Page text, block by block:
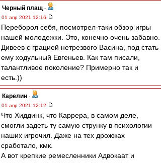
Черный плащ -
01 апр 2021 12:16
Переборол себя, посмотрел-таки обзор игры
нашей молодежки. Это, конечно очень забавно.
Дивеев с грацией нетрезвого Васина, под стать
ему ходульный Евгеньев. Как там писали,
талантливое поколение? Примерно так и
есть.))
Карелин -
01 апр 2021 12:12
Что Хиддинк, что Каррера, в самом деле,
смогли задеть ту самую струнку в психологии
наших игрочил. Даже на тех дрожжах
сработало, кмк.
А вот крепкие ремесленники Адвокаат и